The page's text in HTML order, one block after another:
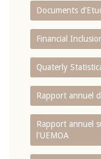
Documents
Financial
Quaterly
Rapport annuel
Rapport annuel
l'UEMOA